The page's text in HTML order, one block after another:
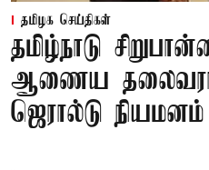
தமிழக செய்திகள்
தமிழ்நாடு
ஆணைய
ஜெரால்டு நியமனம்